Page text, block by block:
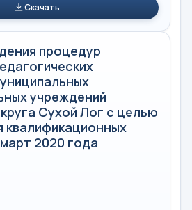
Скачать
процедур
учреждений
Сухой Лог с целью
квалификационных
2020 года